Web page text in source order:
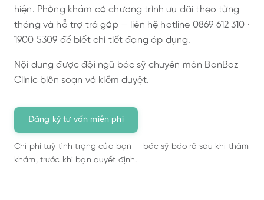
hiện. Phòng khám có chương trình ưu đãi theo từng
tháng và hỗ trợ trả góp — liên hệ hotline 0869 612 310 ·
1900 5309 để biết chi tiết đang áp dụng.
Nội dung được đội ngũ bác sỹ chuyên môn BonBoz
Clinic biên soạn và kiểm duyệt.
Đăng ký tư vấn miễn phí
Chi phí tuỳ tình trạng của bạn — bác sỹ báo rõ sau khi thăm
khám, trước khi bạn quyết định.